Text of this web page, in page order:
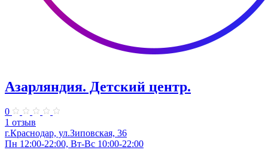
Азарляндия. ​Детский центр.
0
1 отзыв
г.Краснодар, ул.Зиповская, 36
Пн 12:00-22:00, Вт-Вс 10:00-22:00